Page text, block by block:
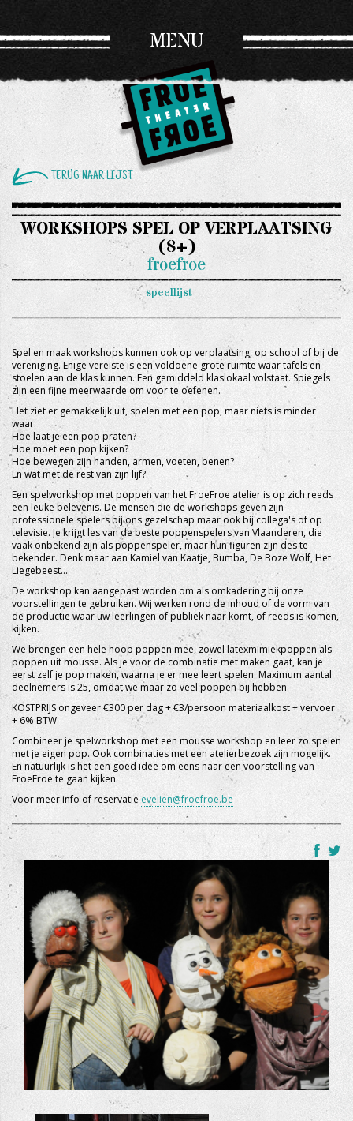
MENU
TERUG NAAR LIJST
WORKSHOPS SPEL OP VERPLAATSING
(8+)
froefroe
speellijst
Spel en maak workshops kunnen ook op verplaatsing, op school of bij de
vereniging. Enige vereiste is een voldoene grote ruimte waar tafels en
stoelen aan de klas kunnen. Een gemiddeld klaslokaal volstaat. Spiegels
zijn een fijne meerwaarde om voor te oefenen.
Het ziet er gemakkelijk uit, spelen met een pop, maar niets is minder
waar.
Hoe laat je een pop praten?
Hoe moet een pop kijken?
Hoe bewegen zijn handen, armen, voeten, benen?
En wat met de rest van zijn lijf?
Een spelworkshop met poppen van het FroeFroe atelier is op zich reeds
een leuke belevenis. De mensen die de workshops geven zijn
professionele spelers bij ons gezelschap maar ook bij collega's of op
televisie. Je krijgt les van de beste poppenspelers van Vlaanderen, die
vaak onbekend zijn als poppenspeler, maar hun figuren zijn des te
bekender. Denk maar aan Kamiel van Kaatje, Bumba, De Boze Wolf, Het
Liegebeest...
De workshop kan aangepast worden om als omkadering bij onze
voorstellingen te gebruiken. Wij werken rond de inhoud of de vorm van
de productie waar uw leerlingen of publiek naar komt, of reeds is komen,
kijken.
We brengen een hele hoop poppen mee, zowel latexmimiekpoppen als
poppen uit mousse. Als je voor de combinatie met maken gaat, kan je
eerst zelf je pop maken, waarna je er mee leert spelen. Maximum aantal
deelnemers is 25, omdat we maar zo veel poppen bij hebben.
KOSTPRIJS ongeveer €300 per dag + €3/persoon materiaalkost + vervoer
+ 6% BTW
Combineer je spelworkshop met een mousse workshop en leer zo spelen
met je eigen pop. Ook combinaties met een atelierbezoek zijn mogelijk.
En natuurlijk is het een goed idee om eens naar een voorstelling van
FroeFroe te gaan kijken.
Voor meer info of reservatie evelien@froefroe.be
+
dko